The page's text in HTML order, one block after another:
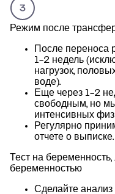
Режим после
После переноса
1-2 недель
нагрузок,
воде).
Еще через 1-2
свободным, но
интенсивных
Регулярно
отчете о выписке.
Тест на
беременностью
Сделайте анализ